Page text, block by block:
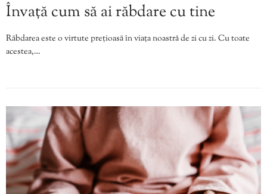
Învață cum să ai răbdare cu tine
Răbdarea este o virtute prețioasă în viața noastră de zi cu zi. Cu toate
acestea,…